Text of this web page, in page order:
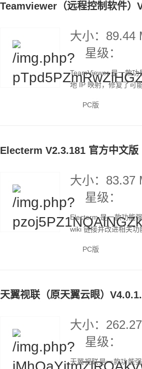
Teamviewer（远程控制软件）
大小：89.44
星级：
TeamViewer 是一款
地 IP 映射，修复了可
PC版
Electerm V2.3.181 官方中文版
大小：83.37
星级：
Electerm 是一款功能
wiki 链接并改进相关
PC版
天翼视联（原天翼云眼）
大小：
星级：
天翼视联是一款功能